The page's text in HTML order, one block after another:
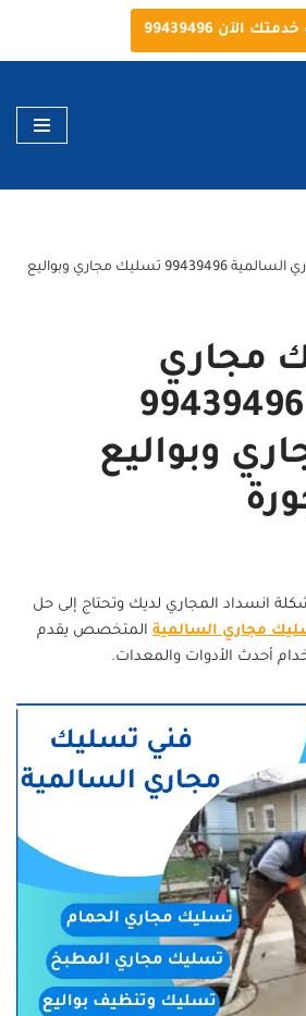
الآن 99439496
فني تسليك مجاري السالمية 99439496 تسليك مجاري وبواليع
مجاري
السالمية 99439496
وبواليع
انسداد المجاري لديك وتحتاج إلى حل
مجاري السالمية المتخصص يقدم
أحدث الأدوات والمعدات.